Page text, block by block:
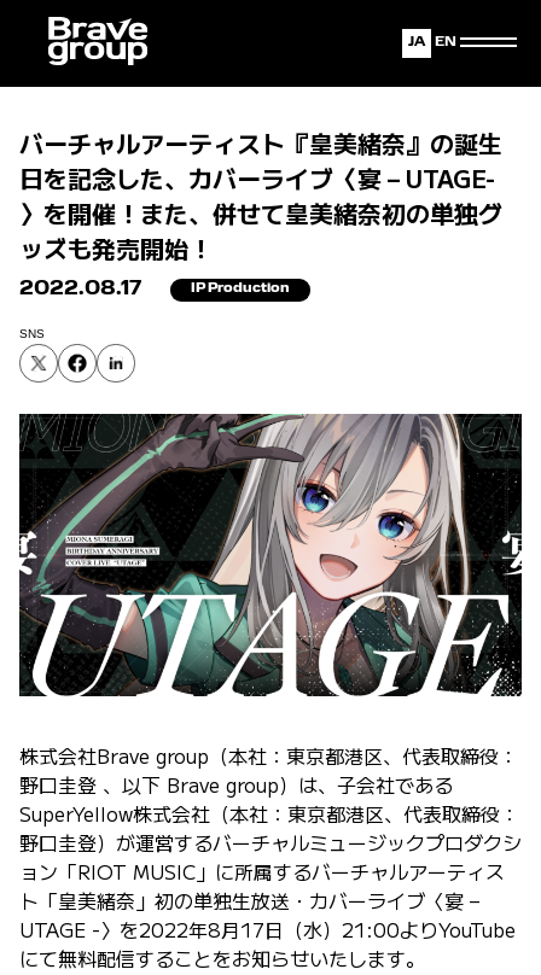
English
Japanese
バーチャルアーティスト『皇美緒奈』の誕生
日を記念した、カバーライブ〈宴 – UTAGE-
〉を開催！また、併せて皇美緒奈初の単独グ
ッズも発売開始！
2022.08.17 IP Production
SNS
株式会社Brave group（本社：東京都港区、代表取締役：
野口圭登 、以下 Brave group）は、子会社である
SuperYellow株式会社（本社：東京都港区、代表取締役：
野口圭登）が運営するバーチャルミュージックプロダクシ
ョン「RIOT MUSIC」に所属するバーチャルアーティス
ト「皇美緒奈」初の単独生放送・カバーライブ〈宴 –
UTAGE -〉を2022年8月17日（水）21:00よりYouTube
にて無料配信することをお知らせいたします。